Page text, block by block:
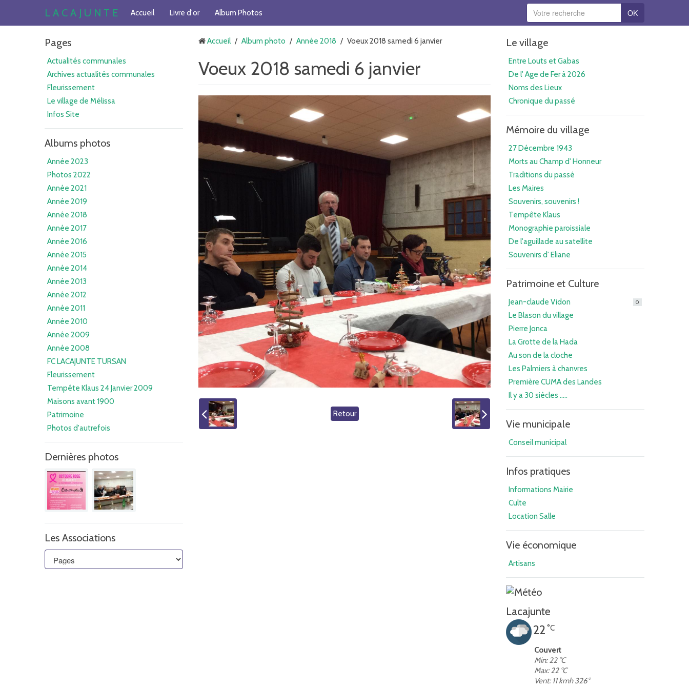
L A C A J U N T E Accueil Livre d'or Album Photos OK
Pages
Actualités communales
Archives actualités communales
Fleurissement
Le village de Mélissa
Infos Site
Albums photos
Année 2023
Photos 2022
Année 2021
Année 2019
Année 2018
Année 2017
Année 2016
Année 2015
Année 2014
Année 2013
Année 2012
Année 2011
Année 2010
Année 2009
Année 2008
FC LACAJUNTE TURSAN
Fleurissement
Tempête Klaus 24 Janvier 2009
Maisons avant 1900
Patrimoine
Photos d'autrefois
Dernières photos
Les Associations
Accueil / Album photo / Année 2018 / Voeux 2018 samedi 6 janvier
Voeux 2018 samedi 6 janvier
Retour
Le village
Entre Louts et Gabas
De l' Age de Fer à 2026
Noms des Lieux
Chronique du passé
Mémoire du village
27 Décembre 1943
Morts au Champ d' Honneur
Traditions du passé
Les Maires
Souvenirs, souvenirs !
Tempête Klaus
Monographie paroissiale
De l'aguillade au satellite
Souvenirs d' Eliane
Patrimoine et Culture
Jean-claude Vidon 0
Le Blason du village
Pierre Jonca
La Grotte de la Hada
Au son de la cloche
Les Palmiers à chanvres
Première CUMA des Landes
Il y a 30 siècles .....
Vie municipale
Conseil municipal
Infos pratiques
Informations Mairie
Culte
Location Salle
Vie économique
Artisans
Lacajunte
22 °C
Couvert
Min: 22 °C
Max: 22 °C
Vent: 11 kmh 326°